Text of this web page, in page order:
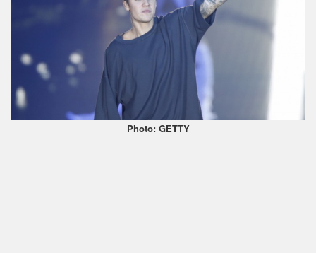
Photo: GETTY